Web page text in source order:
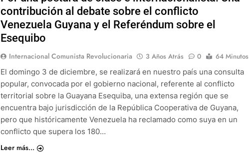
contribución al debate sobre el conflicto
Venezuela Guyana y el Referéndum sobre el
Esequibo
Internacional Comunista Revolucionaria 3 Años Atrás 0
64 Minutos
El domingo 3 de diciembre, se realizará en nuestro país una consulta
popular, convocada por el gobierno nacional, referente al conflicto
territorial sobre la Guayana Esequiba, una extensa región que se
encuentra bajo jurisdicción de la República Cooperativa de Guyana,
pero que históricamente Venezuela ha reclamado como suya en un
conflicto que supera los 180…
Leer más...